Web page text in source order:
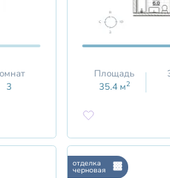
3
Площадь
35.4м2
отделка
черновая